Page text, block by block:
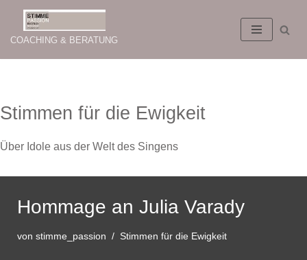
Zum
Inhalt
COACHING & BERATUNG
Stimmen für die Ewigkeit
Über Idole aus der Welt des Singens
Hommage an Julia Varady
von stimme_passion Stimmen für die Ewigkeit